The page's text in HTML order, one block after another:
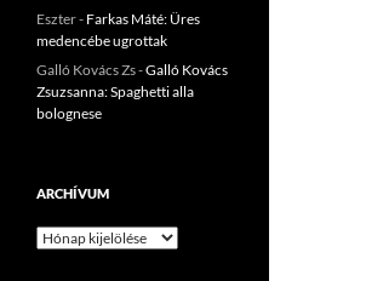
Eszter- Farkas Máté: Üres
medencébe ugrottak
Galló Kovács Zs-Galló Kovács
Zsuzsanna: Spaghetti alla
bolognese
ARCHÍVUM
Archívum